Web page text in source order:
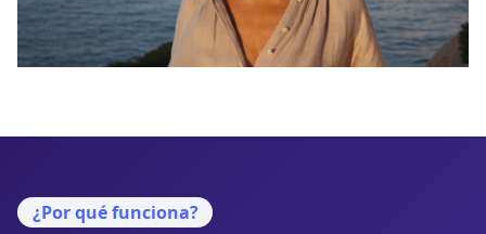
¿Por qué funciona?